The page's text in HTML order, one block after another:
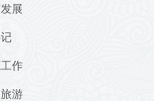
展
作
游